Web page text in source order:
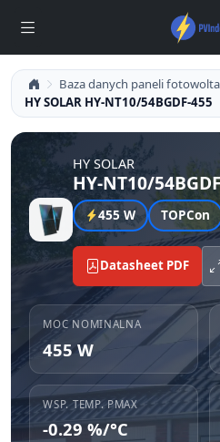
Baza danych paneli
HY SOLAR HY-NT10/54BGDF-455
HY SOLAR
HY-NT10/
455 W TOPCon
Datasheet PDF
MOC NOMINALNA
455 W
WSP. TEMP. PMAX
-0.29 %/°C